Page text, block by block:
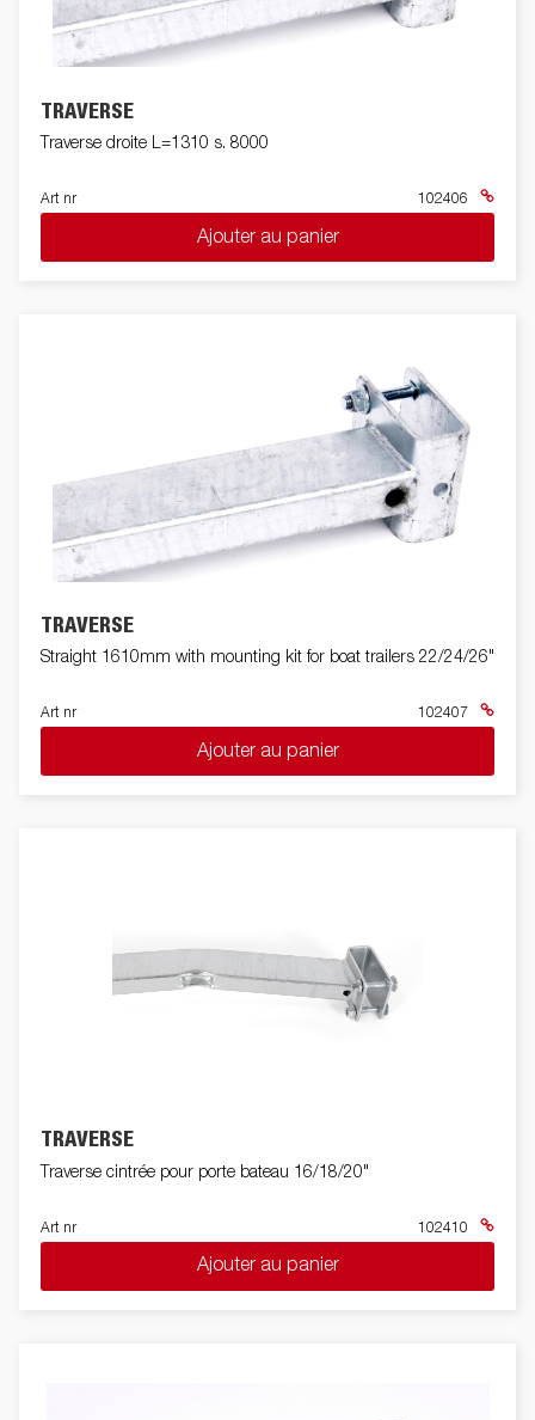
TRAVERSE
Traverse droite L=1310 s. 8000
Art nr 102406
Ajouter au panier
TRAVERSE
Straight 1610mm with mounting kit for boat trailers 22/24/26"
Art nr 102407
Ajouter au panier
TRAVERSE
Traverse cintrée pour porte bateau 16/18/20"
Art nr 102410
Ajouter au panier